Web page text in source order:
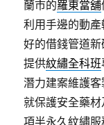
蘭市的羅東當舖
利用手邊的動
好的借錢管道
提供紋繡全科班
潛力建案維護
就保護安全藥
項半永久紋繡